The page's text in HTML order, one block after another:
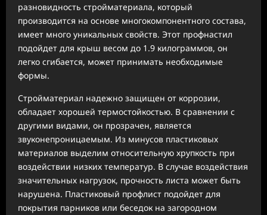
разновидность стройматериала, который
производится на основе многокомпонентного состава,
имеет много уникальных свойств. Этот профнастил
подойдет для крыш весом до 1.9 килограммов, он
легко сгибается, может принимать необходимые
формы.
Стройматериал надежно защищен от коррозии,
обладает хорошей термостойкостью. В сравнении с
другими видами, он прозрачен, является
звуконепроницаемым. Из минусов пластиковых
материалов выделим относительную хрупкость при
воздействии низких температур. В случае воздействия
значительных нагрузок, прочность листа может быть
нарушена. Пластиковый профлист подойдет для
покрытия парников или беседок на загородном